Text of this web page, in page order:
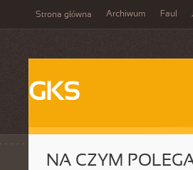
Strona główna Archiwum Faul
GKS
NA CZYM